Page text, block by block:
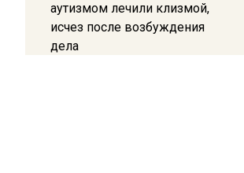
аутизмом лечили клизмой,
исчез после возбуждения
дела